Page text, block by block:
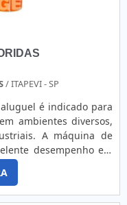
/ ITAPEVI - SP
é indicado para
ambientes diversos,
A máquina de
desempenho em
para limpeza. A
lavar piso industrial